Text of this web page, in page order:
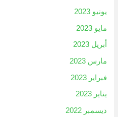
يونيو 2023
مايو 2023
أبريل 2023
مارس 2023
فبراير 2023
يناير 2023
ديسمبر 2022